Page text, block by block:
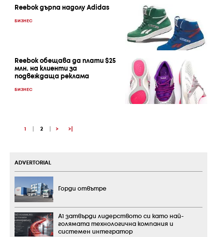
Reebok дърпа надолу Adidas
БИЗНЕС
Reebok обещава да плати $25
млн. на клиенти за
подвеждаща реклама
БИЗНЕС
1 2 > >|
ADVERTORIAL
Горди отвътре
А1 затвърди лидерството си като най-
голямата технологична компания и
системен интегратор